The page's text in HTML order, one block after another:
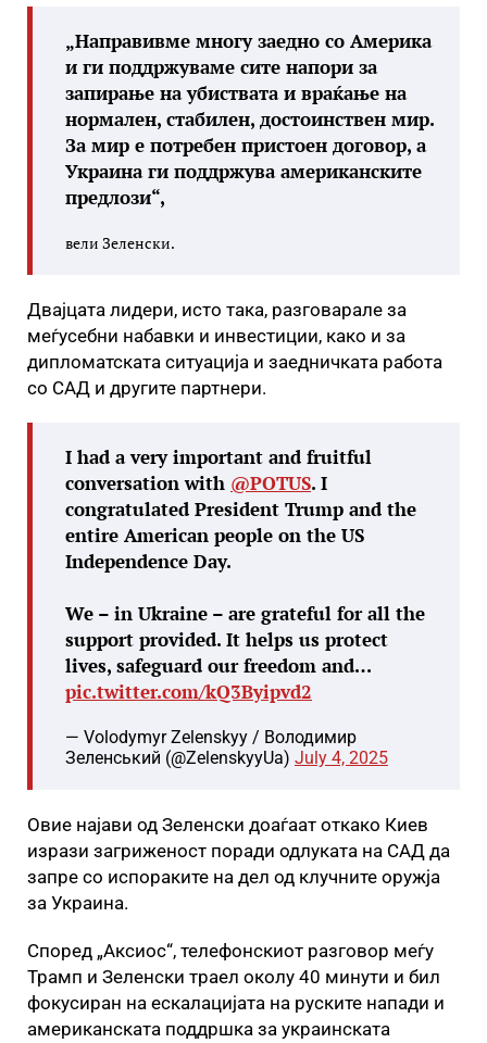
„Направивме многу заедно со Америка
и ги поддржуваме сите напори за
запирање на убиствата и враќање на
нормален, стабилен, достоинствен мир.
За мир е потребен пристоен договор, а
Украина ги поддржува американските
предлози“,
вели Зеленски.
Двајцата лидери, исто така, разговарале за
меѓусебни набавки и инвестиции, како и за
дипломатската ситуација и заедничката работа
со САД и другите партнери.
I had a very important and fruitful
conversation with @POTUS. I
congratulated President Trump and the
entire American people on the US
Independence Day.
We – in Ukraine – are grateful for all the
support provided. It helps us protect
lives, safeguard our freedom and…
pic.twitter.com/kQ3Byipvd2
— Volodymyr Zelenskyy / Володимир
Зеленський (@ZelenskyyUa) July 4, 2025
Овие најави од Зеленски доаѓаат откако Киев
изрази загриженост поради одлуката на САД да
запре со испораките на дел од клучните оружја
за Украина.
Според „Аксиос“, телефонскиот разговор меѓу
Трамп и Зеленски траел околу 40 минути и бил
фокусиран на ескалацијата на руските напади и
американската поддршка за украинската